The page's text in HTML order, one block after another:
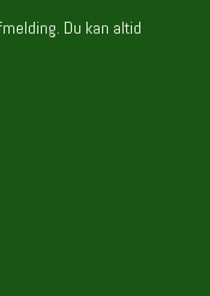
Du kan altid